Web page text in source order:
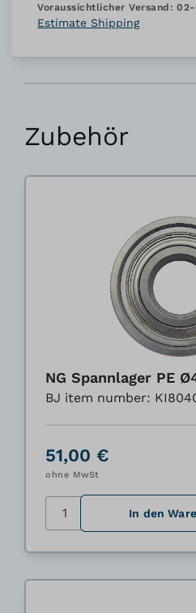
Voraussichtlicher Versand: 02-
Estimate Shipping
Zubehör
NG Spannlager PE
BJ item number:
51,00 €
ohne MwSt
Menge In den